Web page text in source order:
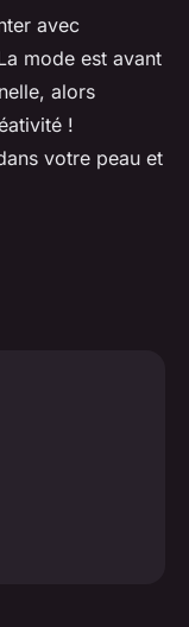
avec
mode est avant
alors
!
votre peau et